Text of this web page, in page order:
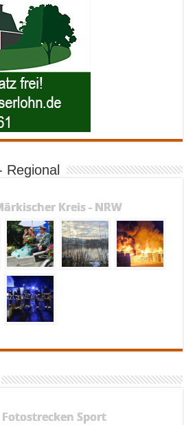
Regional
Kreis - NRW
Sport